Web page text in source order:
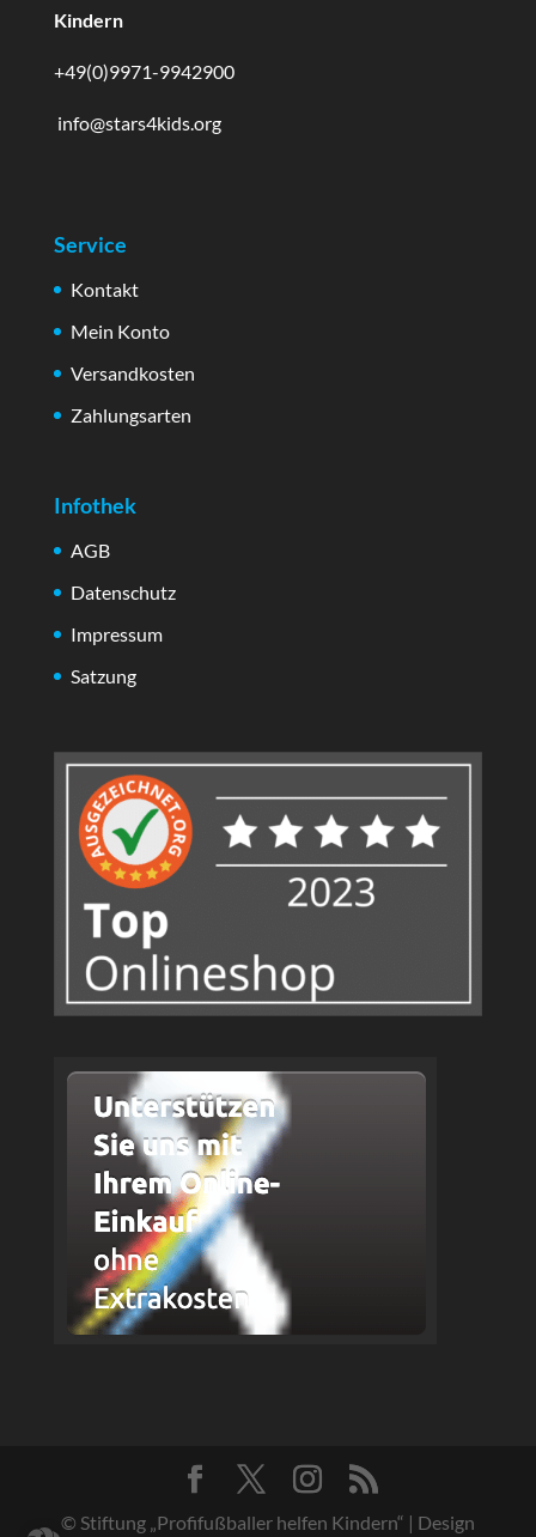
Kindern
+49(0)9971-9942900
info@stars4kids.org
Service
Kontakt
Mein Konto
Versandkosten
Zahlungsarten
Infothek
AGB
Datenschutz
Impressum
Satzung
© Stiftung „Profifußballer helfen Kindern“ | Design